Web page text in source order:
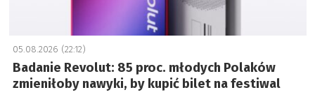
05.08.2026 (22:12)
Badanie Revolut: 85 proc. młodych Polaków
zmieniłoby nawyki, by kupić bilet na festiwal